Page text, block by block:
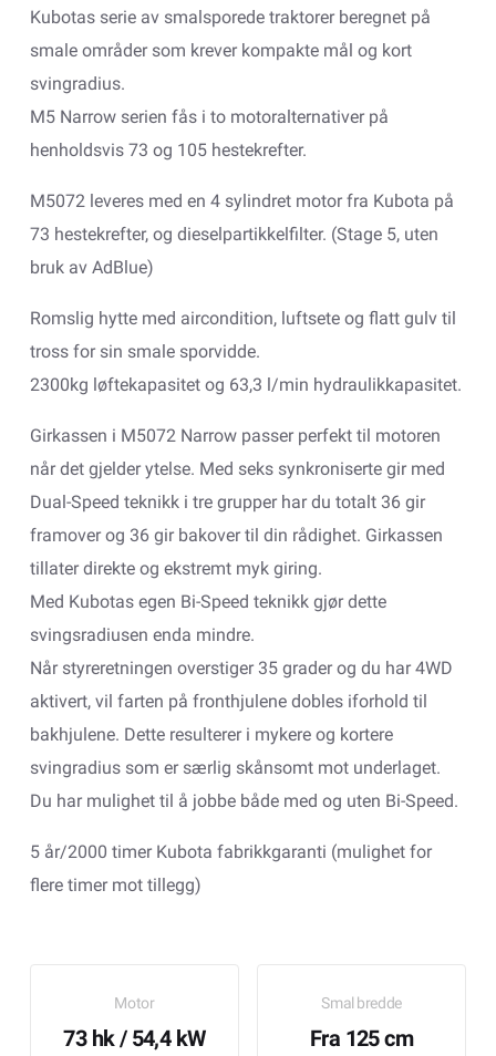
Kubotas serie av smalsporede traktorer beregnet på
smale områder som krever kompakte mål og kort
svingradius.
M5 Narrow serien fås i to motoralternativer på
henholdsvis 73 og 105 hestekrefter.
M5072 leveres med en 4 sylindret motor fra Kubota på
73 hestekrefter, og dieselpartikkelfilter. (Stage 5, uten
bruk av AdBlue)
Romslig hytte med aircondition, luftsete og flatt gulv til
tross for sin smale sporvidde.
2300kg løftekapasitet og 63,3 l/min hydraulikkapasitet.
Girkassen i M5072 Narrow passer perfekt til motoren
når det gjelder ytelse. Med seks synkroniserte gir med
Dual-Speed teknikk i tre grupper har du totalt 36 gir
framover og 36 gir bakover til din rådighet. Girkassen
tillater direkte og ekstremt myk giring.
Med Kubotas egen Bi-Speed teknikk gjør dette
svingsradiusen enda mindre.
Når styreretningen overstiger 35 grader og du har 4WD
aktivert, vil farten på fronthjulene dobles iforhold til
bakhjulene. Dette resulterer i mykere og kortere
svingradius som er særlig skånsomt mot underlaget.
Du har mulighet til å jobbe både med og uten Bi-Speed.
5 år/2000 timer Kubota fabrikkgaranti (mulighet for
flere timer mot tillegg)
Motor
73 hk / 54,4 kW
Smal bredde
Fra 125 cm